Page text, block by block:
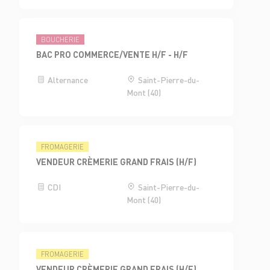
BOUCHERIE
BAC PRO COMMERCE/VENTE H/F - H/F
Alternance
Saint-Pierre-du-
Mont (40)
FROMAGERIE
VENDEUR CRÈMERIE GRAND FRAIS (H/F)
CDI
Saint-Pierre-du-
Mont (40)
FROMAGERIE